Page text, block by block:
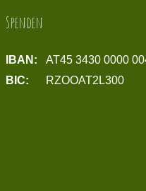
Spenden
IBAN: AT45 3430 0000
BIC:
RZOOAT2L300